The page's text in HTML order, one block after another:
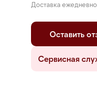
Доставка
Оставить
Сервисная